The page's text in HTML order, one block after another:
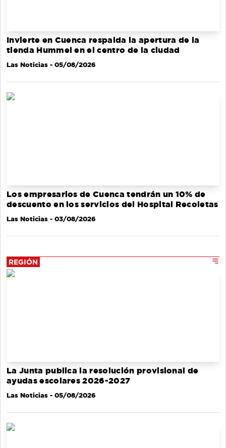
Invierte en Cuenca respalda la apertura de la
tienda Hummel en el centro de la ciudad
Las Noticias - 05/08/2026
Los empresarios de Cuenca tendrán un 10% de
descuento en los servicios del Hospital Recoletas
Las Noticias - 03/08/2026
REGIÓN
La Junta publica la resolución provisional de
ayudas escolares 2026-2027
Las Noticias - 05/08/2026